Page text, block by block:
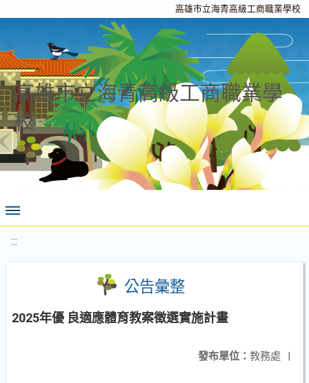
高雄市立海青高級工商職業學校
高雄市立海青高級工商職業學
校
:::
公告彙整
2025年優 良適應體育教案徵選實施計畫
發布單位： 教務處 |